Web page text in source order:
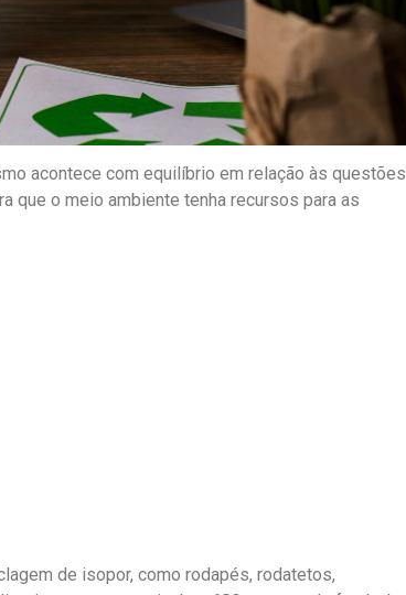
acontece com equilíbrio em relação às questões
que o meio ambiente tenha recursos para as
de isopor, como rodapés, rodatetos,